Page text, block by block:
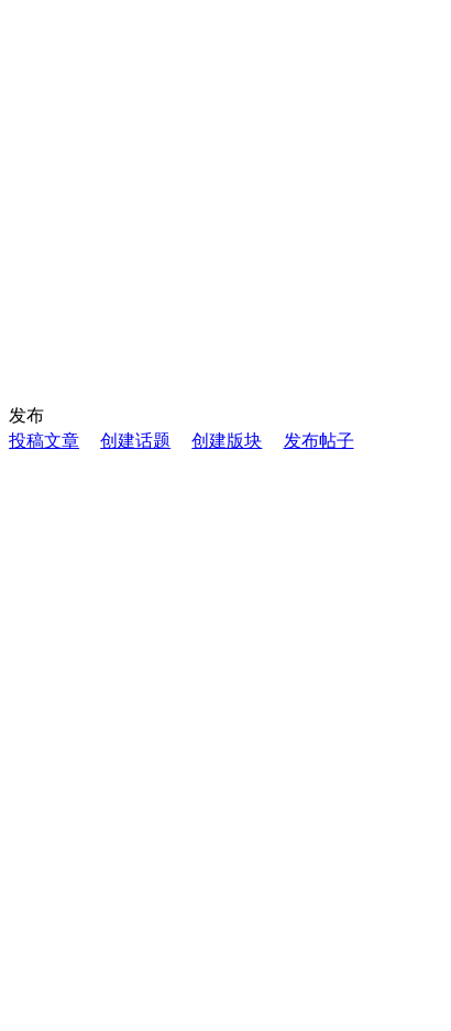
发布
投稿文章
创建话题 创建版块 发布帖子